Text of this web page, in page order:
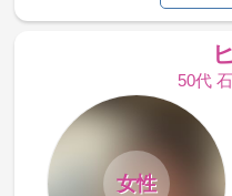
50代
女性